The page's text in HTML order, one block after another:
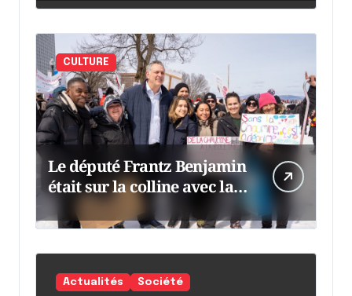
CULTURE
Le député Frantz Benjamin
était sur la colline avec la
chaumine
Actualités Société